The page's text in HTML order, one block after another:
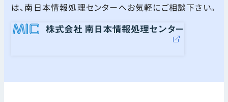
は、南日本情報処理センターへお気軽にご相談下さい。